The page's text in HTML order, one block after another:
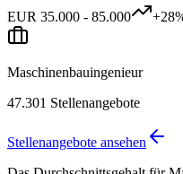
EUR 35.000 - 85.000 +28
Maschinenbauingenieur
47.301 Stellenangebote
Stellenangebote ansehen